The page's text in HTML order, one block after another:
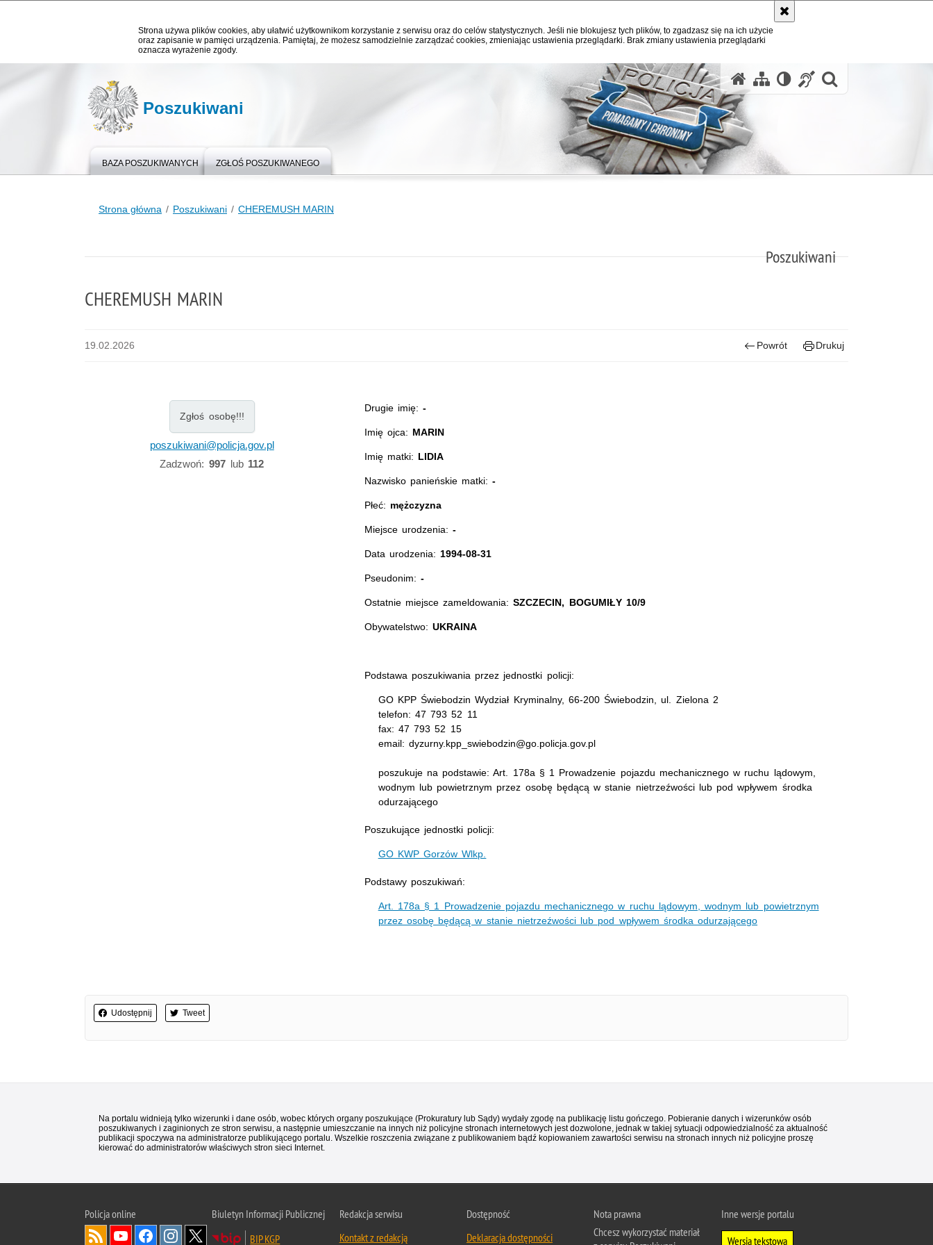
Strona używa plików cookies, aby ułatwić użytkownikom korzystanie z serwisu oraz do celów statystycznych. Jeśli nie blokujesz tych plików, to zgadzasz się na ich użycie
oraz zapisanie w pamięci urządzenia. Pamiętaj, że możesz samodzielnie zarządzać cookies, zmieniając ustawienia przeglądarki. Brak zmiany ustawienia przeglądarki
oznacza wyrażenie zgody.
Poszukiwani
BAZA POSZUKIWANYCH ZGŁOŚ POSZUKIWANEGO
Strona główna Poszukiwani CHEREMUSH MARIN
Poszukiwani
CHEREMUSH MARIN
19.02.2026 Powrót Drukuj
Zgłoś osobę!!!
poszukiwani@policja.gov.pl
Zadzwoń: 997lub 112
Drugie imię:-
Imię ojca: MARIN
Imię matki: LIDIA
Nazwisko panieńskie matki:-
Płeć: mężczyzna
Miejsce urodzenia:-
Data urodzenia: 1994-08-31
Pseudonim: -
Ostatnie miejsce zameldowania:SZCZECIN, BOGUMIŁY 10/9
Obywatelstwo: UKRAINA
Podstawa poszukiwania przez jednostki policji:
GO KPP Świebodzin Wydział Kryminalny, 66-200 Świebodzin, ul. Zielona 2
telefon: 47 793 52 11
fax: 47 793 52 15
email: dyzurny.kpp_swiebodzin@go.policja.gov.pl
poszukuje na podstawie: Art. 178a § 1 Prowadzenie pojazdu mechanicznego w ruchu lądowym,
wodnym lub powietrznym przez osobę będącą w stanie nietrzeźwości lub pod wpływem środka
odurzającego
Poszukujące jednostki policji:
GO KWP Gorzów Wlkp.
Podstawy poszukiwań:
Art. 178a § 1 Prowadzenie pojazdu mechanicznego w ruchu lądowym, wodnym lub powietrznym
przez osobę będącą w stanie nietrzeźwości lub pod wpływem środka odurzającego
Udostępnij Tweet
Na portalu widnieją tylko wizerunki i dane osób, wobec których organy poszukujące (Prokuratury lub Sądy) wydały zgodę na publikację listu gończego. Pobieranie danych i wizerunków osób
poszukiwanych i zaginionych ze stron serwisu, a następnie umieszczanie na innych niż policyjne stronach internetowych jest dozwolone, jednak w takiej sytuacji odpowiedzialność za aktualność
publikacji spoczywa na administratorze publikującego portalu. Wszelkie roszczenia związane z publikowaniem bądź kopiowaniem zawartości serwisu na stronach innych niż policyjne proszę
kierować do administratorów właściwych stron sieci Internet.
Policjaonline
Biuletyn Informacji Publicznej
BIP KGP
Redakcja serwisu
Kontakt z redakcją
Dostępność
Deklaracja dostępności
Nota prawna
Chcesz wykorzystać materiał
Inne wersje portalu
Wersja tekstowa